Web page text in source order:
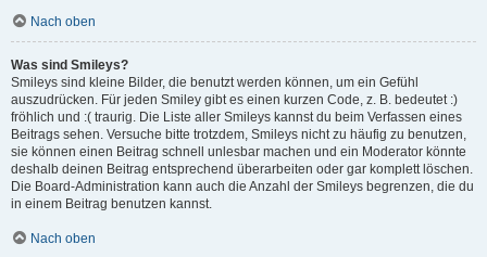
Nach oben
Was sind Smileys?
Smileys sind kleine Bilder, die benutzt werden können, um ein Gefühl
auszudrücken. Für jeden Smiley gibt es einen kurzen Code, z. B. bedeutet :)
fröhlich und :( traurig. Die Liste aller Smileys kannst du beim Verfassen eines
Beitrags sehen. Versuche bitte trotzdem, Smileys nicht zu häufig zu benutzen,
sie können einen Beitrag schnell unlesbar machen und ein Moderator könnte
deshalb deinen Beitrag entsprechend überarbeiten oder gar komplett löschen.
Die Board-Administration kann auch die Anzahl der Smileys begrenzen, die du
in einem Beitrag benutzen kannst.
Nach oben